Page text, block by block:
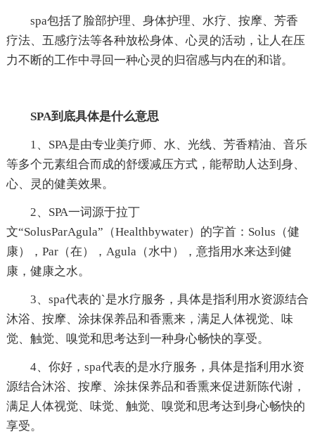
spa包括了脸部护理、身体护理、水疗、按摩、芳香
疗法、五感疗法等各种放松身体、心灵的活动，让人在压
力不断的工作中寻回一种心灵的归宿感与内在的和谐。
SPA到底具体是什么意思
1、SPA是由专业美疗师、水、光线、芳香精油、音乐
等多个元素组合而成的舒缓减压方式，能帮助人达到身、
心、灵的健美效果。
2、SPA一词源于拉丁
文“SolusParAgula”（Healthbywater）的字首：Solus（健
康），Par（在），Agula（水中），意指用水来达到健
康，健康之水。
3、spa代表的`是水疗服务，具体是指利用水资源结合
沐浴、按摩、涂抹保养品和香熏来，满足人体视觉、味
觉、触觉、嗅觉和思考达到一种身心畅快的享受。
4、你好，spa代表的是水疗服务，具体是指利用水资
源结合沐浴、按摩、涂抹保养品和香熏来促进新陈代谢，
满足人体视觉、味觉、触觉、嗅觉和思考达到身心畅快的
享受。